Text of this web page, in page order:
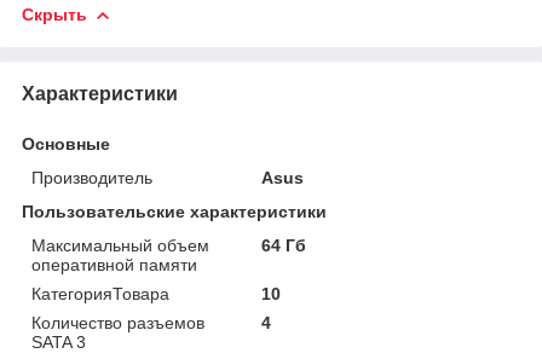
Скрыть
Характеристики
Основные
Производитель
Asus
Пользовательские характеристики
Maксимальный объем
оперативной памяти
64 Гб
КатегорияТовара
10
Количество разъемов
SATA 3
4